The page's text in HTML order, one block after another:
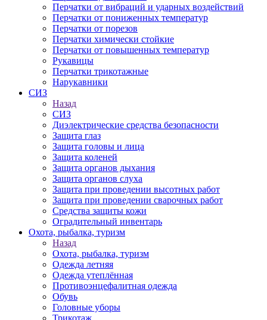
Перчатки от вибраций и ударных воздействий
Перчатки от пониженных температур
Перчатки от порезов
Перчатки химически стойкие
Перчатки от повышенных температур
Рукавицы
Перчатки трикотажные
Нарукавники
СИЗ
Назад
СИЗ
Диэлектрические средства безопасности
Защита глаз
Защита головы и лица
Защита коленей
Защита органов дыхания
Защита органов слуха
Защита при проведении высотных работ
Защита при проведении сварочных работ
Средства защиты кожи
Оградительный инвентарь
Охота, рыбалка, туризм
Назад
Охота, рыбалка, туризм
Одежда летняя
Одежда утеплённая
Противоэнцефалитная одежда
Обувь
Головные уборы
Трикотаж